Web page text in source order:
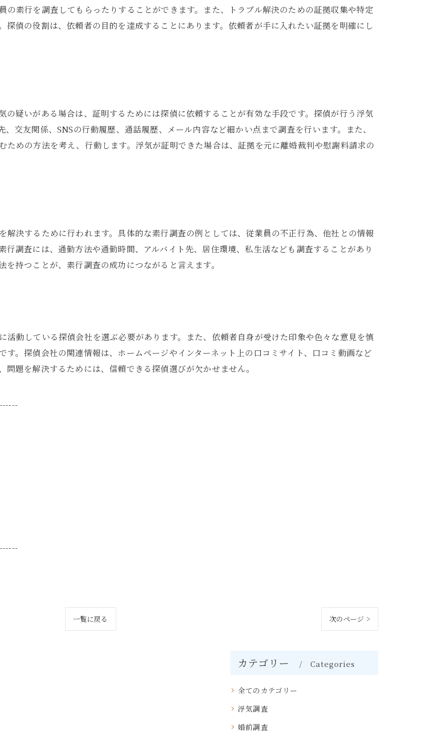
の素行を調査してもらったりすることができます。また、トラブル解決のための証拠収集や特定
探偵の役割は、依頼者の目的を達成することにあります。依頼者が手に入れたい証拠を明確にし
疑いがある場合は、証明するためには探偵に依頼することが有効な手段です。探偵が行う浮気
交友関係、SNSの行動履歴、通話履歴、メール内容など細かい点まで調査を行います。また、
ための方法を考え、行動します。浮気が証明できた場合は、証拠を元に離婚裁判や慰謝料請求の
決するために行われます。具体的な素行調査の例としては、従業員の不正行為、他社との情報
調査には、通勤方法や通勤時間、アルバイト先、居住環境、私生活なども調査することがあり
持つことが、素行調査の成功につながると言えます。
動している探偵会社を選ぶ必要があります。また、依頼者自身が受けた印象や色々な意見を慎
。探偵会社の関連情報は、ホームページやインターネット上の口コミサイト、口コミ動画など
題を解決するためには、信頼できる探偵選びが欠かせません。
一覧に戻る 次のページ >
カテゴリー Categories
全てのカテゴリー
浮気調査
婚前調査